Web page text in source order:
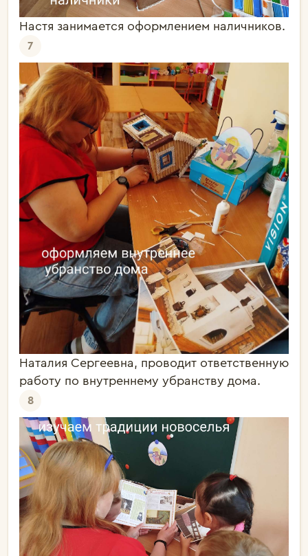
Настя занимается оформлением наличников.
7
Наталия Сергеевна, проводит ответственную
работу по внутреннему убранству дома.
8